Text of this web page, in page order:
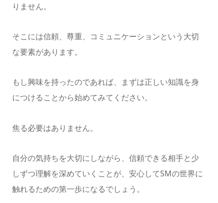
りません。
そこには信頼、尊重、コミュニケーションという大切
な要素があります。
もし興味を持ったのであれば、まずは正しい知識を身
につけることから始めてみてください。
焦る必要はありません。
自分の気持ちを大切にしながら、信頼できる相手と少
しずつ理解を深めていくことが、安心してSMの世界に
触れるための第一歩になるでしょう。